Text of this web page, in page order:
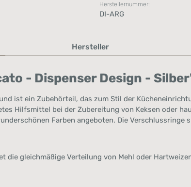
Herstellernummer:
DI-ARG
Hersteller
- Dispenser Design -
ist ein Zubehörteil, das zum Stil der
Hilfsmittel bei der Zubereitung von Keksen oder
Farben angeboten. Die Verschlussringe
die gleichmäßige Verteilung von Mehl oder